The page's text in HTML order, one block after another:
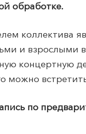
обработке.
коллектива
и взрослыми
концертную
можно
по